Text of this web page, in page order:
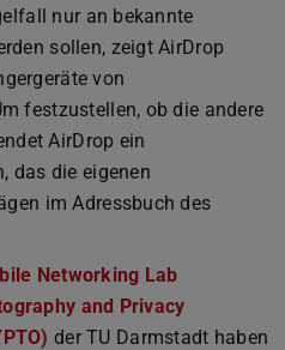
nur an bekannte
sollen, zeigt AirDrop
von
festzustellen, ob die andere
AirDrop ein
das die eigenen
im Adressbuch des
Networking Lab
and Privacy
der TU Darmstadt haben